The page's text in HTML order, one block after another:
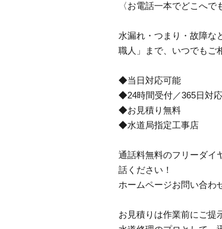
〈お電話一本でどこへで
水漏れ・つまり・故障な
職人」まで、いつでもご
◆当日対応可能
◆24時間受付／365日対応
◆お見積り無料
◆水道局指定工事店
通話料無料のフリーダイ
話ください！
ホームページお問い合わ
お見積りは作業前にご提